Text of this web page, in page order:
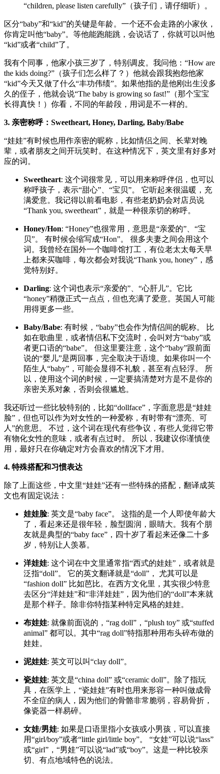
“children, please listen carefully”（孩子们，请仔细听）。
区分“baby”和“kid”的关键是年龄。一个还不会走路的小家伙，
你肯定叫他“baby”。等他能跑能跳，会说话了，你就可以叫他
“kid”或者“child”了。
我有个同事，他家小孩三岁了，特别调皮。我问他：“How are
the kids doing?”（孩子们怎么样了？）他就会跟我抱怨他家
“kid”今天又做了什么“丰功伟绩”。如果他指的是他刚出生没多
久的侄子，他就会说“The baby is growing so fast!”（那个宝宝
长得真快！）你看，不同的年龄段，用词是不一样的。
3. 亲密称呼：Sweetheart, Honey, Darling, Baby/Babe
“娃娃”有时候也用作亲密的昵称，比如情侣之间、长辈对晚
辈，或者朋友之间开玩笑时。在这种情况下，英文里有好多对
应的词。
Sweetheart: 这个词很常见，可以用来称呼伴侣，也可以
称呼孩子，表示“甜心”、“宝贝”。 它听起来很温暖，充
满爱意。我记得以前看电影，有些老奶奶会对店员说
“Thank you, sweetheart”，就是一种很亲切的称呼。
Honey/Hon: “Honey”也很常用，意思是“亲爱的”、“宝
贝”。 有时候会缩写成“Hon”。 很多夫妻之间会用这个
词。我曾经在国外一个咖啡馆打工，有位老太太每天早
上都来买咖啡，每次都会对我说“Thank you, honey”，感
觉特别好。
Darling: 这个词也表示“亲爱的”、“心肝儿”。它比
“honey”稍微正式一点点，但也充满了爱意。英国人可能
用得更多一些。
Baby/Babe: 有时候，“baby”也会作为情侣间的昵称。 比
如在歌曲里，或者情侣私下交流时，会叫对方“baby”或
者更口语的“babe”。 但这里要注意，这个“baby”跟前面
说的“婴儿”是两回事，完全取决于语境。如果你叫一个
陌生人“baby”，可能会显得不礼貌，甚至有点轻浮。 所
以，使用这个词的时候，一定要搞清楚对方是不是你的
亲密关系对象，否则会很尴尬。
我还听过一些比较特别的，比如“dollface”，字面意思是“娃娃
脸”，但也可以作为对女性的一种爱称，有时带有“漂亮、可
人”的意思。 不过，这个词在现代有些争议，有些人觉得它带
有物化女性的意味，或者有点过时。 所以，我建议你谨慎使
用，最好只在你确定对方会喜欢的情况下才用。
4. 特殊搭配和习惯表达
除了上面这些，中文里“娃娃”还有一些特殊的搭配，翻译成英
文也有固定说法：
娃娃脸: 英文是“baby face”。 这指的是一个人即使年龄大
了，看起来还是很年轻，脸型圆润，眼睛大。我有个朋
友就是典型的“baby face”，四十岁了看起来还像二十多
岁，特别让人羡慕。
洋娃娃: 这个词在中文里通常指“西式的娃娃”，或者就是
泛指“doll”。 它的英文翻译就是“doll”， 尤其可以是
“fashion doll” 比如芭比。在西方文化里，其实很少特意
去区分“洋娃娃”和“非洋娃娃”，因为他们的“doll”本来就
是那个样子。除非你特指某种特定风格的娃娃。
布娃娃: 就像前面说的，“rag doll”，“plush toy” 或“stuffed
animal” 都可以。其中“rag doll”特指那种用布头碎布做的
娃娃。
泥娃娃: 英文可以叫“clay doll”。
瓷娃娃: 英文是“china doll” 或“ceramic doll”。除了指玩
具，在医学上，“瓷娃娃”有时也用来形容一种叫做成骨
不全症的病人，因为他们的骨骼非常脆弱，容易骨折，
像瓷器一样易碎。
女娃/男娃: 如果是口语里指小女孩或小男孩，可以直接
用“girl/boy”或者“little girl/little boy”。 “女娃”可以说“lass”
或“girl”，“男娃”可以说“lad”或“boy”。这是一种比较亲
切、有点地域特色的说法。